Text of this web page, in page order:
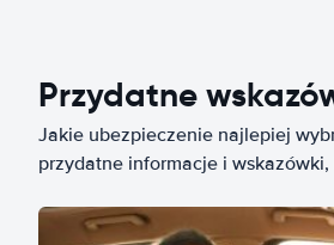
Przydatne
Jakie ubezpieczenie najlepiej
przydatne informacje i